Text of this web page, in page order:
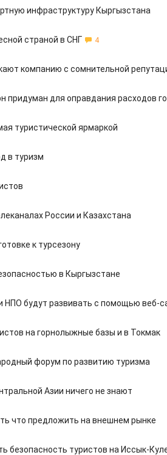
инфраструктуру Кыргызстана
страной в СНГ 4
компанию с сомнительной
придуман для оправдания расходов
туристической ярмаркой
в туризм
России и Казахстана
к турсезону
в Кыргызстане
НПО будут развивать с помощью веб-
на горнолыжные базы и в Токмак
форум по развитию туризма
Азии ничего не знают
что предложить на внешнем рынке
безопасность туристов на Иссык-